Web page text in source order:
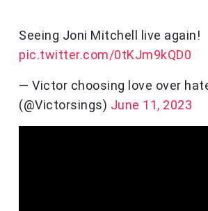
Seeing Joni Mitchell live again!
pic.twitter.com/0tKJm9kQD0
— Victor choosing love over
(@Victorsings) June 11, 2023